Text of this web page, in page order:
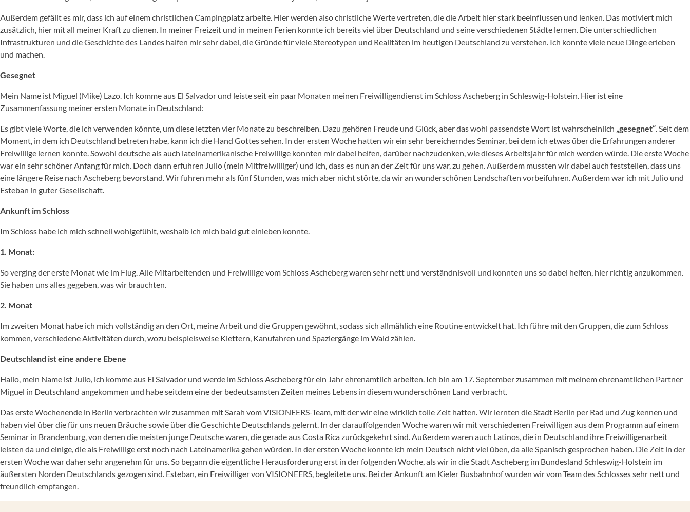
Außerdem gefällt es mir, dass ich auf einem christlichen Campingplatz arbeite. Hier werden also christliche Werte vertreten, die die Arbeit hier stark beeinflussen und lenken. Das motiviert mich
zusätzlich, hier mit all meiner Kraft zu dienen. In meiner Freizeit und in meinen Ferien konnte ich bereits viel über Deutschland und seine verschiedenen Städte lernen. Die unterschiedlichen
Infrastrukturen und die Geschichte des Landes halfen mir sehr dabei, die Gründe für viele Stereotypen und Realitäten im heutigen Deutschland zu verstehen. Ich konnte viele neue Dinge erleben
und machen.
Gesegnet
Mein Name ist Miguel (Mike) Lazo. Ich komme aus El Salvador und leiste seit ein paar Monaten meinen Freiwilligendienst im Schloss Ascheberg in Schleswig-Holstein. Hier ist eine
Zusammenfassung meiner ersten Monate in Deutschland:
Es gibt viele Worte, die ich verwenden könnte, um diese letzten vier Monate zu beschreiben. Dazu gehören Freude und Glück, aber das wohl passendste Wort ist wahrscheinlich „gesegnet“. Seit dem
Moment, in dem ich Deutschland betreten habe, kann ich die Hand Gottes sehen. In der ersten Woche hatten wir ein sehr bereicherndes Seminar, bei dem ich etwas über die Erfahrungen anderer
Freiwillige lernen konnte. Sowohl deutsche als auch lateinamerikanische Freiwillige konnten mir dabei helfen, darüber nachzudenken, wie dieses Arbeitsjahr für mich werden würde. Die erste Woche
war ein sehr schöner Anfang für mich. Doch dann erfuhren Julio (mein Mitfreiwilliger) und ich, dass es nun an der Zeit für uns war, zu gehen. Außerdem mussten wir dabei auch feststellen, dass uns
eine längere Reise nach Ascheberg bevorstand. Wir fuhren mehr als fünf Stunden, was mich aber nicht störte, da wir an wunderschönen Landschaften vorbeifuhren. Außerdem war ich mit Julio und
Esteban in guter Gesellschaft.
Ankunft im Schloss
Im Schloss habe ich mich schnell wohlgefühlt, weshalb ich mich bald gut einleben konnte.
1. Monat:
So verging der erste Monat wie im Flug. Alle Mitarbeitenden und Freiwillige vom Schloss Ascheberg waren sehr nett und verständnisvoll und konnten uns so dabei helfen, hier richtig anzukommen.
Sie haben uns alles gegeben, was wir brauchten.
2. Monat
Im zweiten Monat habe ich mich vollständig an den Ort, meine Arbeit und die Gruppen gewöhnt, sodass sich allmählich eine Routine entwickelt hat. Ich führe mit den Gruppen, die zum Schloss
kommen, verschiedene Aktivitäten durch, wozu beispielsweise Klettern, Kanufahren und Spaziergänge im Wald zählen.
Deutschland ist eine andere Ebene
Hallo, mein Name ist Julio, ich komme aus El Salvador und werde im Schloss Ascheberg für ein Jahr ehrenamtlich arbeiten. Ich bin am 17. September zusammen mit meinem ehrenamtlichen Partner
Miguel in Deutschland angekommen und habe seitdem eine der bedeutsamsten Zeiten meines Lebens in diesem wunderschönen Land verbracht.
Das erste Wochenende in Berlin verbrachten wir zusammen mit Sarah vom VISIONEERS-Team, mit der wir eine wirklich tolle Zeit hatten. Wir lernten die Stadt Berlin per Rad und Zug kennen und
haben viel über die für uns neuen Bräuche sowie über die Geschichte Deutschlands gelernt. In der darauffolgenden Woche waren wir mit verschiedenen Freiwilligen aus dem Programm auf einem
Seminar in Brandenburg, von denen die meisten junge Deutsche waren, die gerade aus Costa Rica zurückgekehrt sind. Außerdem waren auch Latinos, die in Deutschland ihre Freiwilligenarbeit
leisten da und einige, die als Freiwillige erst noch nach Lateinamerika gehen würden. In der ersten Woche konnte ich mein Deutsch nicht viel üben, da alle Spanisch gesprochen haben. Die Zeit in der
ersten Woche war daher sehr angenehm für uns. So begann die eigentliche Herausforderung erst in der folgenden Woche, als wir in die Stadt Ascheberg im Bundesland Schleswig-Holstein im
äußersten Norden Deutschlands gezogen sind. Esteban, ein Freiwilliger von VISIONEERS, begleitete uns. Bei der Ankunft am Kieler Busbahnhof wurden wir vom Team des Schlosses sehr nett und
freundlich empfangen.